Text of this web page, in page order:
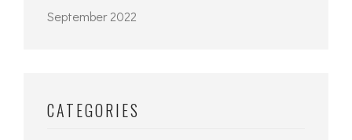
September 2022
CATEGORIES